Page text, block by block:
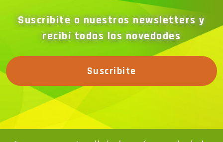
Suscribite a nuestros newsletters y
recibí todas las novedades
Suscribite